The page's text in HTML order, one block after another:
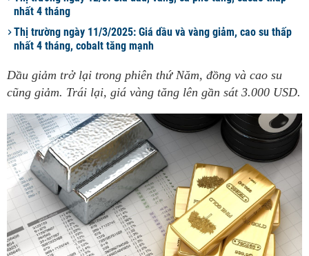
nhất 4 tháng
Thị trường ngày 11/3/2025: Giá dầu và vàng giảm, cao su thấp
nhất 4 tháng, cobalt tăng mạnh
Dầu giảm trở lại trong phiên thứ Năm, đồng và cao su
cũng giảm. Trái lại, giá vàng tăng lên gần sát 3.000 USD.